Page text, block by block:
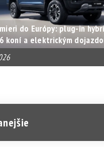
mieri do Európy: plug-in
koní a elektrickým